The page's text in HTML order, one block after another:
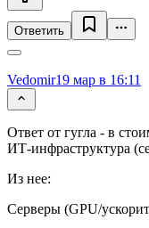
Ответить
Vedomir19 мар в 16:11
Ответ от гугла - в
ИТ-инфраструктура
Из нее:
Серверы (GPU/